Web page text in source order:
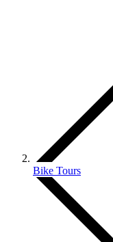
Bike Tours